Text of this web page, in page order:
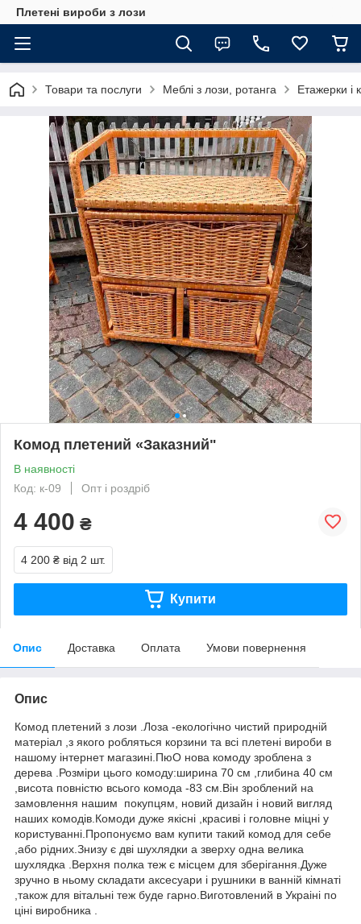
Плетені вироби з лози
Товари та послуги Меблі з лози, ротанга Етажерки і
Комод плетений «Заказний"
В наявності
Код: к-09
Опт і роздріб
4 400 ₴
4 200 ₴ від 2 шт.
Купити
Опис Доставка Оплата Умови повернення
Опис
Комод плетений з лози .Лоза -екологічно чистий природній
матеріал ,з якого робляться корзини та всі плетені вироби в
нашому інтернет магазині.ПюО нова комоду зроблена з
дерева .Розміри цього комоду:ширина 70 см ,глибина 40 см
,висота повністю всього комода -83 см.Він зроблений на
замовлення нашим покупцям, новий дизайн і новий вигляд
наших комодів.Комоди дуже якісні ,красиві і головне міцні у
користуванні.Пропонуємо вам купити такий комод для себе
,або рідних.Знизу є дві шухлядки а зверху одна велика
шухлядка .Верхня полка теж є місцем для зберігання.Дуже
зручно в ньому складати аксесуари і рушники в ванній кімнаті
,також для вітальні теж буде гарно.Виготовлений в Украіні по
ціні виробника .